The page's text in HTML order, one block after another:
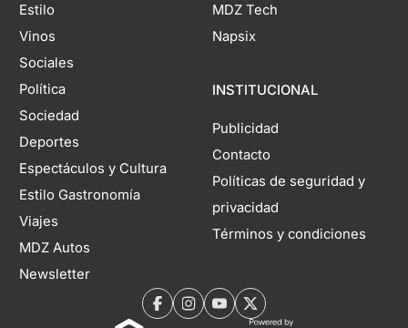
Estilo
Vinos
Sociales
Política
Sociedad
Deportes
Espectáculos y Cultura
Estilo Gastronomía
Viajes
MDZ Autos
Newsletter
MDZ Tech
Napsix
INSTITUCIONAL
Publicidad
Contacto
Políticas de seguridad y
privacidad
Términos y condiciones